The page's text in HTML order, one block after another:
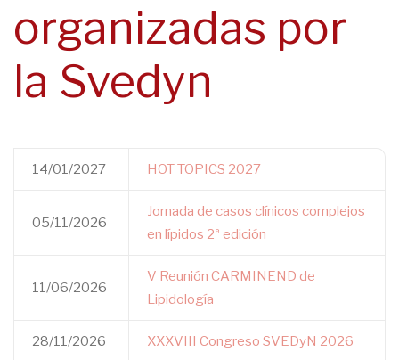
organizadas por
la Svedyn
14/01/2027 HOT TOPICS 2027
05/11/2026
Jornada de casos clínicos complejos
en lípidos 2ª edición
11/06/2026
V Reunión CARMINEND de
Lipidología
28/11/2026 XXXVIII Congreso SVEDyN 2026